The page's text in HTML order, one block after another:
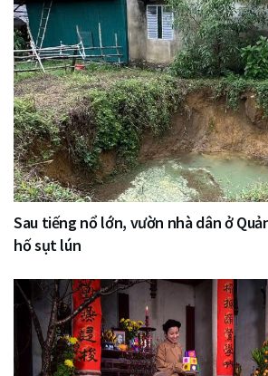
Sau tiếng nổ lớn, vườn nhà dân ở
hố sụt lún